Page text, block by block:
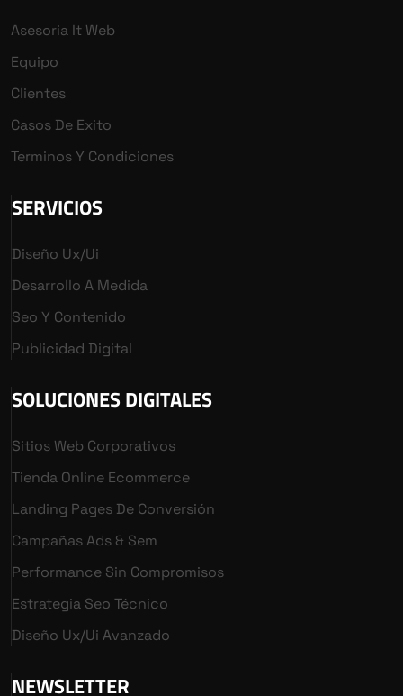
Asesoria It Web
Equipo
Clientes
Casos De Exito
Terminos Y Condiciones
SERVICIOS
Diseño Ux/ui
Desarrollo A Medida
Seo Y Contenido
Publicidad Digital
SOLUCIONES DIGITALES
Sitios Web Corporativos
Tienda Online Ecommerce
Landing Pages De Conversión
Campañas Ads & Sem
Performance Sin Compromisos
Estrategia Seo Técnico
Diseño Ux/ui Avanzado
NEWSLETTER